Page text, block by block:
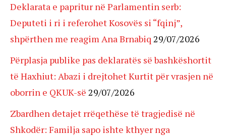
Deklarata e papritur në Parlamentin serb:
Deputeti i ri i referohet Kosovës si “fqinj”,
shpërthen me reagim Ana Brnabiq 29/07/2026
Përplasja publike pas deklaratës së bashkëshortit
të Haxhiut: Abazi i drejtohet Kurtit për vrasjen në
oborrin e QKUK-së 29/07/2026
Zbardhen detajet rrëqethëse të tragjedisë në
Shkodër: Familja sapo ishte kthyer nga